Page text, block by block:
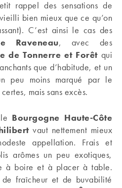
rappel des sensations de
bien mieux que ce qu’on
C’est ainsi le cas des
Raveneau, avec des
de Tonnerre et Forêtqui
que d’habitude, et un
peu moins marqué par le
mais sans excès.
Bourgogne Haute-Côte
vaut nettement mieux
appellation. Frais et
arômes un peu exotiques,
à boire et à placer à table.
de fraîcheur et de buvabilité